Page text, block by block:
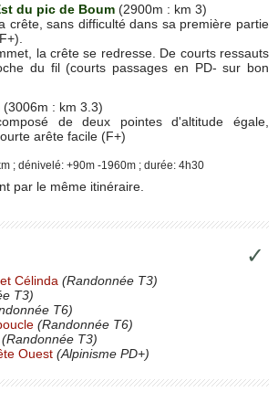
du pic de Boum (2900m : km 3)
crête, sans difficulté dans sa première partie
la crête se redresse. De courts ressauts
du fil (courts passages en PD- sur bon
(3006m : km 3.3)
de deux pointes d'altitude égale,
arête facile (F+)
; dénivelé: +90m -1960m ; durée: 4h30
par le même itinéraire.
✓
Célinda (Randonnée T3)
T3)
T6)
(Randonnée T6)
(Randonnée T3)
Ouest (Alpinisme PD+)